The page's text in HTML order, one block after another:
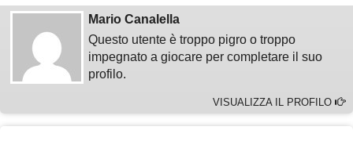
Mario Canalella
Questo utente è troppo pigro o troppo
impegnato a giocare per completare il suo
profilo.
VISUALIZZA IL PROFILO